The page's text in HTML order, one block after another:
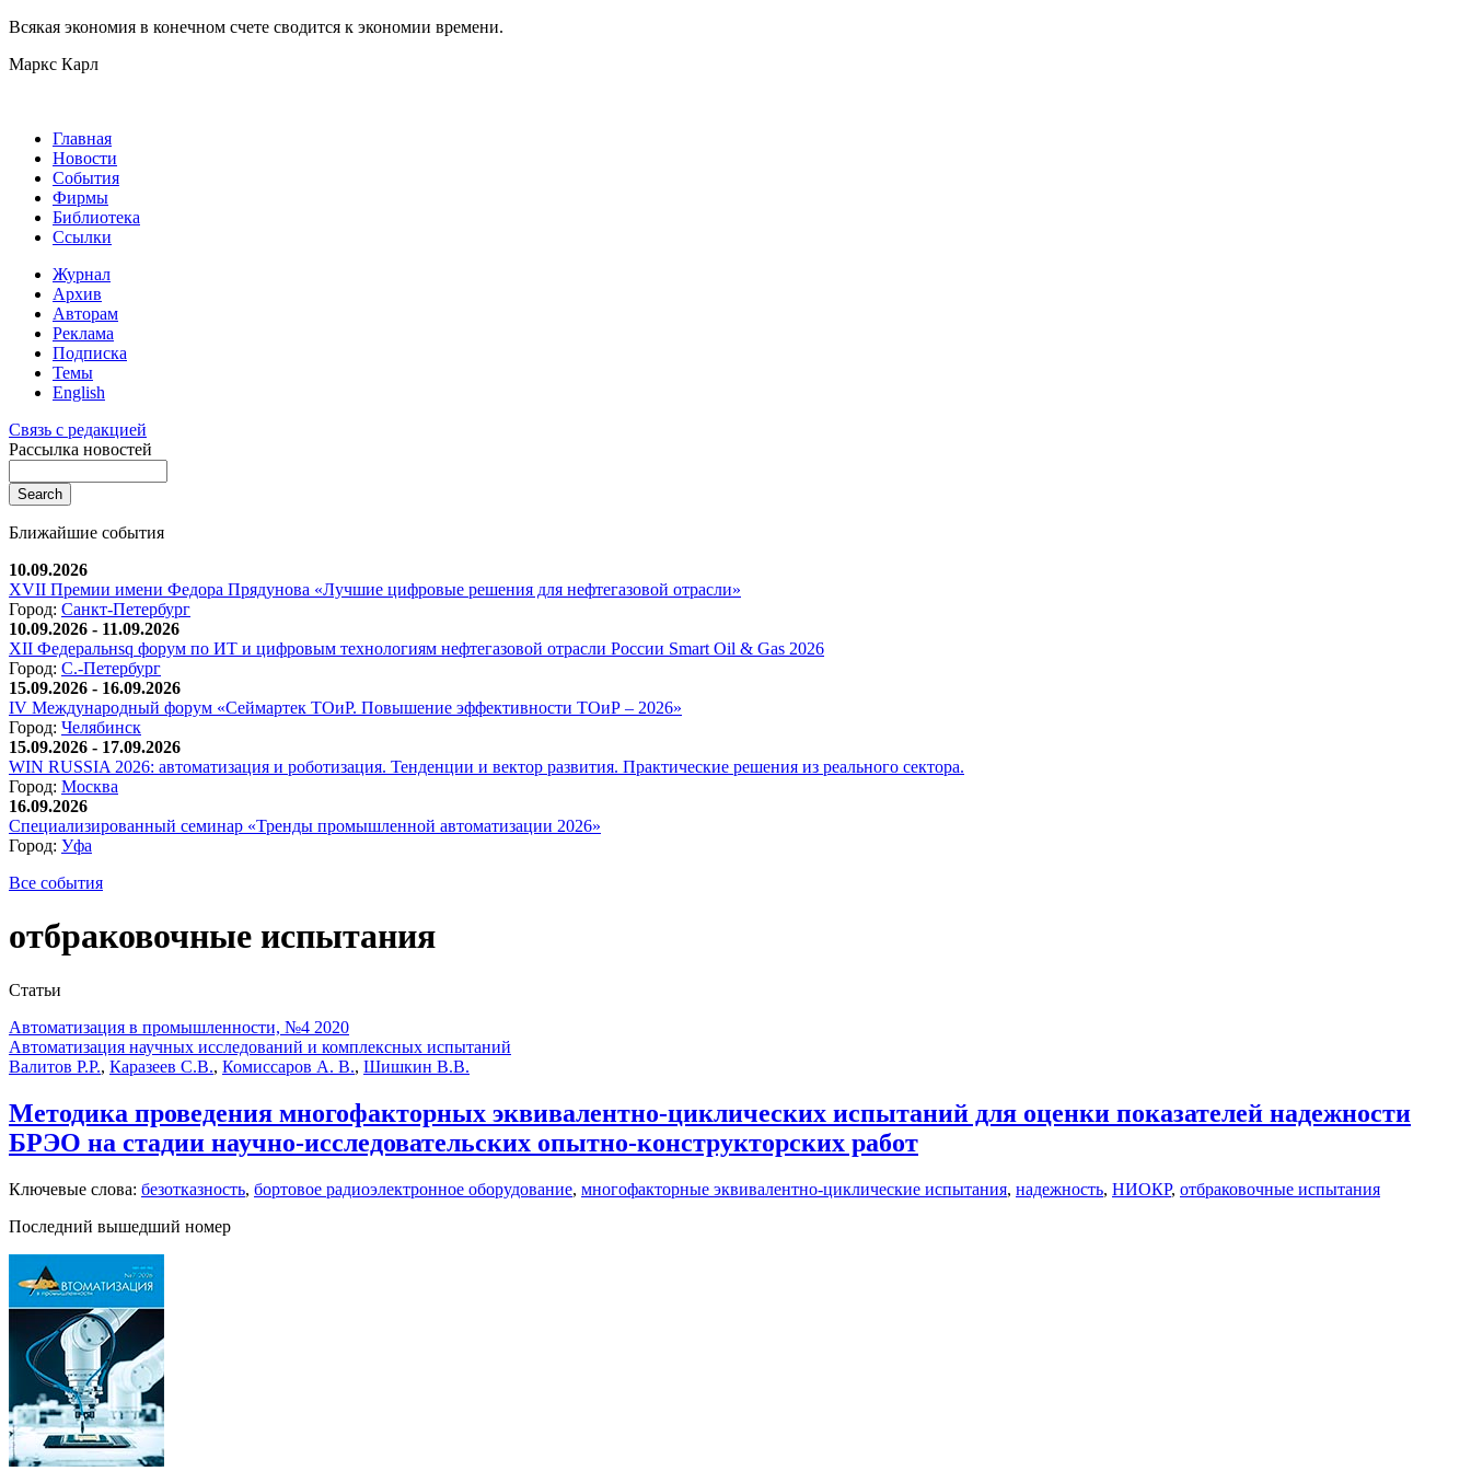
Всякая экономия в конечном счете сводится к экономии времени.
Маркс Карл
Главная
Новости
События
Фирмы
Библиотека
Ссылки
Журнал
Архив
Авторам
Реклама
Подписка
Темы
English
Связь с редакцией
Рассылка новостей
Ближайшие события
10.09.2026
XVII Премии имени Федора Прядунова «Лучшие цифровые решения для нефтегазовой отрасли»
Город: Санкт-Петербург
10.09.2026 - 11.09.2026
XII Федеральнsq форум по ИТ и цифровым технологиям нефтегазовой отрасли России Smart Oil & Gas 2026
Город: С.-Петербург
15.09.2026 - 16.09.2026
IV Международный форум «Сеймартек ТОиР. Повышение эффективности ТОиР – 2026»
Город: Челябинск
15.09.2026 - 17.09.2026
WIN RUSSIA 2026: автоматизация и роботизация. Тенденции и вектор развития. Практические решения из реального сектора.
Город: Москва
16.09.2026
Специализированный семинар «Тренды промышленной автоматизации 2026»
Город: Уфа
Все события
отбраковочные испытания
Статьи
Автоматизация в промышленности, №4 2020
Автоматизация научных исследований и комплексных испытаний
Валитов Р.Р., Каразеев С.В., Комиссаров А. В., Шишкин В.В.
Методика проведения многофакторных эквивалентно-циклических испытаний для оценки показателей надежности
БРЭО на стадии научно-исследовательских опытно-конструкторских работ
Ключевые слова: безотказность, бортовое радиоэлектронное оборудование, многофакторные эквивалентно-циклические испытания, надежность, НИОКР, отбраковочные испытания
Последний вышедший номер